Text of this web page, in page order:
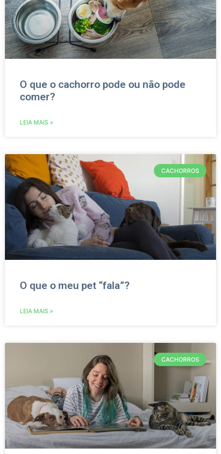
O que o cachorro pode ou não pode
comer?
LEIA MAIS »
CACHORROS
O que o meu pet “fala”?
LEIA MAIS »
CACHORROS